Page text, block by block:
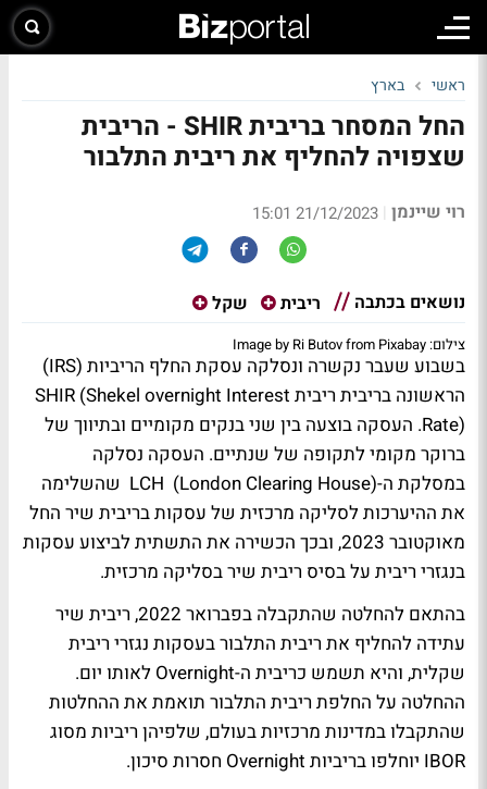
ראשי בארץ
החל המסחר בריבית SHIR - הריבית
שצפויה להחליף את ריבית התלבור
רוי שיינמן |
21/12/2023 15:01
נושאים בכתבה ריבית שקל
צילום: Image by Ri Butov from Pixabay
בשבוע שעבר נקשרה ונסלקה עסקת החלף הריביות (IRS)
הראשונה בריבית ריבית SHIR (Shekel overnight Interest
Rate). העסקה בוצעה בין שני בנקים מקומיים ובתיווך של
ברוקר מקומי לתקופה של שנתיים. העסקה נסלקה
במסלקת ה-LCH (London Clearing House) שהשלימה
את ההיערכות לסליקה מרכזית של עסקות בריבית שיר החל
מאוקטובר 2023, ובכך הכשירה את התשתית לביצוע עסקות
בנגזרי ריבית על בסיס ריבית שיר בסליקה מרכזית.
בהתאם להחלטה שהתקבלה בפברואר 2022, ריבית שיר
עתידה להחליף את ריבית התלבור בעסקות נגזרי ריבית
שקלית, והיא תשמש כריבית ה-Overnight לאותו יום.
ההחלטה על החלפת ריבית התלבור תואמת את ההחלטות
שהתקבלו במדינות מרכזיות בעולם, שלפיהן ריביות מסוג
IBOR יוחלפו בריביות Overnight חסרות סיכון.